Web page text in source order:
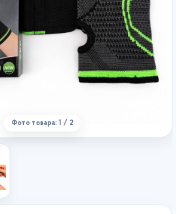
Фото товара: 1 / 2